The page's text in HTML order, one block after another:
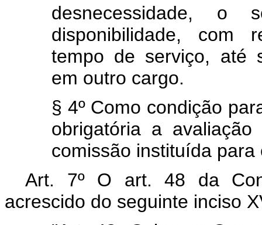
desnecessidade, o
disponibilidade, com
tempo de serviço, até
em outro cargo.
§ 4º Como condição
obrigatória a
comissão instituída para
Art. 7º O art. 48 da
acrescido do seguinte inciso